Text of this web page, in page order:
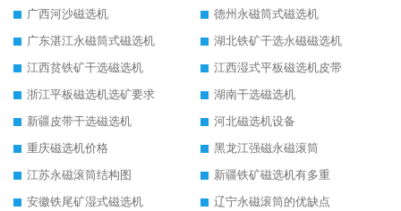
广西河沙磁选机
德州永磁筒式磁选机
广东湛江永磁筒式磁选机
湖北铁矿干选永磁磁选机
江西贫铁矿干选磁选机
江西湿式平板磁选机皮带
浙江平板磁选机选矿要求
湖南干选磁选机
新疆皮带干选磁选机
河北磁选机设备
重庆磁选机价格
黑龙江强磁永磁滚筒
江苏永磁滚筒结构图
新疆铁矿磁选机有多重
安徽铁尾矿湿式磁选机
辽宁永磁滚筒的优缺点